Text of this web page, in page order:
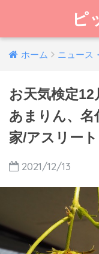
ピ
ホーム ニュース
お天気検定
あまりん、名
家/アスリート
2021/12/13